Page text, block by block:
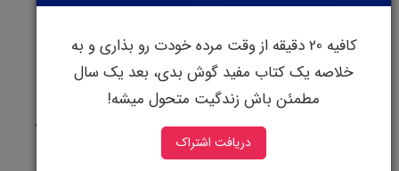
شما اگه گلف باز هم نباشین، می تونین از این تکنیک بهره
ببرین. یه بار دیگه لیستم رو میارم تا از اون 5 تا شی استفاده
کنیم؛ الان باید یه مسیری که براتون آشناس و توی زندگی
کافیه 20 دقیقه از وقت مرده خودت رو بذاری و به
خلاصه یک کتاب مفید گوش بدی، بعد یک سال
مطمئن باش زندگیت متحول میشه!
دریافت اشتراک